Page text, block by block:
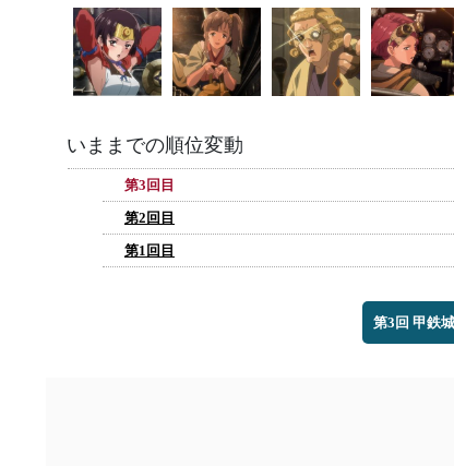
いままでの順位変動
第3回目
第2回目
第1回目
第3回 甲鉄